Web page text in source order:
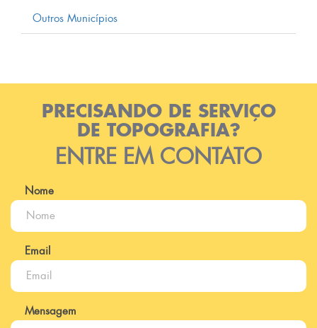
Outros Municípios
PRECISANDO DE SERVIÇO
DE TOPOGRAFIA?
ENTRE EM CONTATO
Nome
Email
Mensagem